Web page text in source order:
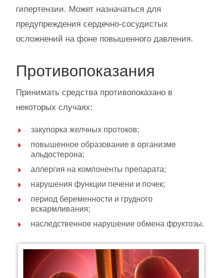
гипертензии. Может назначаться для
предупреждения сердечно-сосудистых
осложнений на фоне повышенного давления.
Противопоказания
Принимать средства противопоказано в
некоторых случаях:
закупорка желчных протоков;
повышенное образование в организме
альдостерона;
аллергия на компоненты препарата;
нарушения функции печени и почек;
период беременности и грудного
вскармливания;
наследственное нарушение обмена фруктозы.